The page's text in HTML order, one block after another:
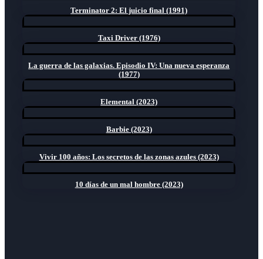
Terminator 2: El juicio final (1991)
Taxi Driver (1976)
La guerra de las galaxias. Episodio IV: Una nueva esperanza
(1977)
Elemental (2023)
Barbie (2023)
Vivir 100 años: Los secretos de las zonas azules (2023)
10 días de un mal hombre (2023)